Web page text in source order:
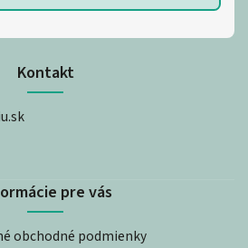
Kontakt
pre vás
obchodné podmienky